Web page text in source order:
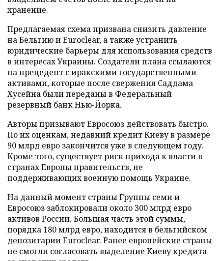
хранение.
Предлагаемая схема призвана снизить давление
на Бельгию и Euroclear, а также устранить
юридические барьеры для использования средств
в интересах Украины. Создатели плана ссылаются
на прецедент с иракскими государственными
активами, которые после свержения Саддама
Хусейна были переданы в Федеральный
резервный банк Нью-Йорка.
Авторы призывают Евросоюз действовать быстро.
По их оценкам, недавний кредит Киеву в размере
90 млрд евро закончится уже в следующем году.
Кроме того, существует риск прихода к власти в
странах Европы правительств, не
поддерживающих военную помощь Украине.
На данный момент страны Группы семи и
Евросоюз заблокировали около 300 млрд евро
активов России. Большая часть этой суммы,
порядка 180 млрд евро, находится в бельгийском
депозитарии Euroclear. Ранее европейские страны
не смогли согласовать выделение Киеву кредита